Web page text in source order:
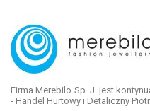
Firma Merebilo Sp. J. jest
- Handel Hurtowy i Detaliczny